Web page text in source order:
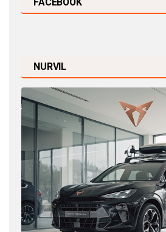
NURVIL